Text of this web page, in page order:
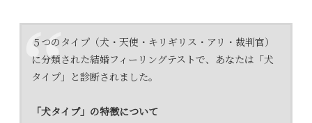
５つのタイプ（犬・天使・キリギリス・アリ・裁判官）
に分類された結婚フィーリングテストで、あなたは「犬
タイプ」と診断されました。
「犬タイプ」の特徴について